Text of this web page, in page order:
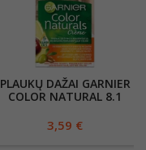
PLAUKŲ DAŽAI GARNIER
COLOR NATURAL 8.1
3,59 €